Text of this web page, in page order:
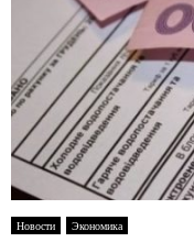
Новости Экономика